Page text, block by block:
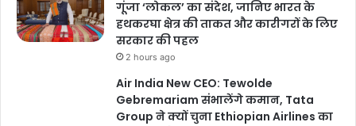
गूंजा ‘लोकल’ का संदेश, जानिए भारत के
हथकरघा क्षेत्र की ताकत और कारीगरों के लिए
सरकार की पहल
2 hours ago
Air India New CEO: Tewolde
Gebremariam संभालेंगे कमान, Tata
Group ने क्यों चुना Ethiopian Airlines का